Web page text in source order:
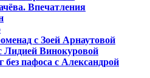
Впечатления
с Зоей Арнаутовой
Лидией Винокуровой
без пафоса с Александрой